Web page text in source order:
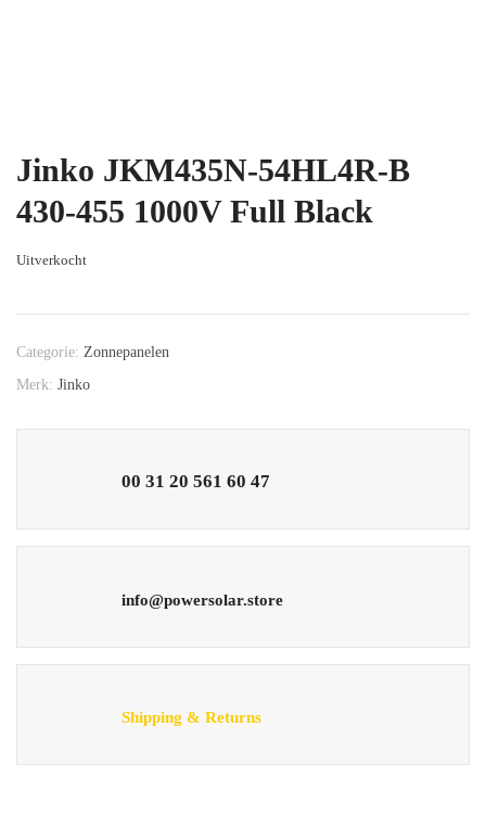
Jinko JKM435N-54HL4R-B
430-455 1000V Full Black
Uitverkocht
Categorie: Zonnepanelen
Merk: Jinko
00 31 20 561 60 47
info@powersolar.store
Shipping & Returns